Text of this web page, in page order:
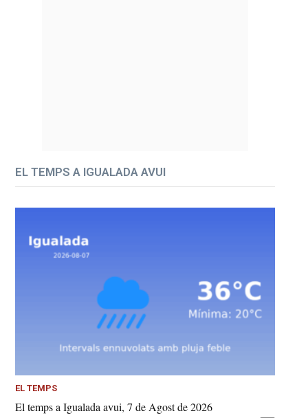
EL TEMPS A IGUALADA AVUI
EL TEMPS
El temps a Igualada avui, 7 de Agost de 2026